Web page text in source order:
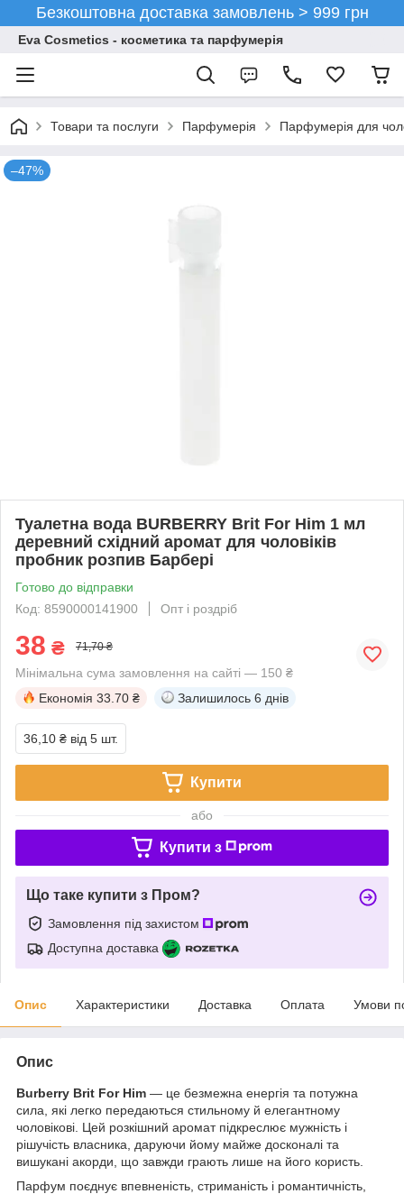
Безкоштовна доставка замовлень > 999 грн
Eva Cosmetics - косметика та парфумерія
Товари та послуги Парфумерія Парфумерія для
–47%
Туалетна вода BURBERRY Brit For Him 1 мл
деревний східний аромат для чоловіків
пробник розпив Барбері
Готово до відправки
Код: 8590000141900
Опт і роздріб
38 ₴ 71,70 ₴
Мінімальна сума замовлення на сайті — 150 ₴
Економія 33.70 ₴ Залишилось 6 днів
36,10 ₴ від 5 шт.
Купити
або
Купити з
Що таке купити з Пром?
Замовлення під захистом
Доступна доставка
Опис Характеристики Доставка Оплата Умови
Опис
Burberry Brit For Him — це безмежна енергія та потужна
сила, які легко передаються стильному й елегантному
чоловікові. Цей розкішний аромат підкреслює мужність і
рішучість власника, даруючи йому майже досконалі та
вишукані акорди, що завжди грають лише на його користь.
Парфум поєднує впевненість, стриманість і романтичність,